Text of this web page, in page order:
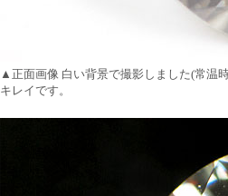
▲正面画像 白い背景で撮影しました(常温
キレイです。